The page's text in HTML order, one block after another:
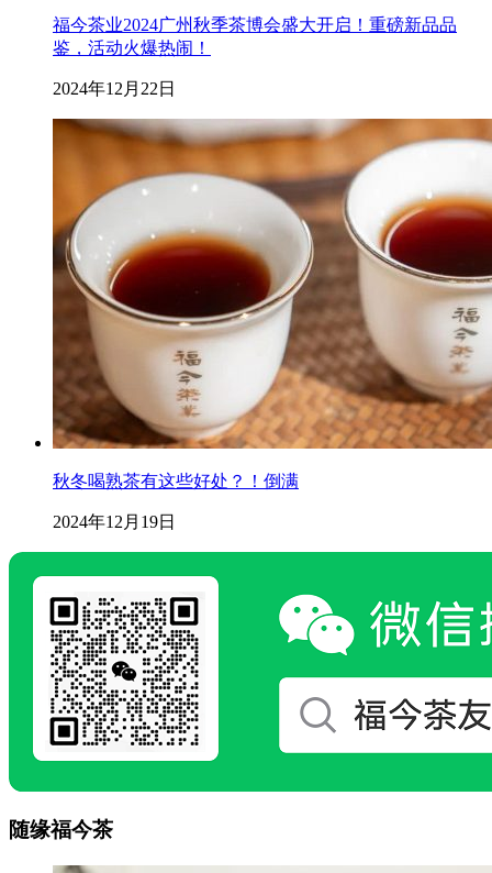
福今茶业2024广州秋季茶博会盛大开启！重磅新品品
鉴，活动火爆热闹！
2024年12月22日
秋冬喝熟茶有这些好处？！倒满
2024年12月19日
随缘福今茶